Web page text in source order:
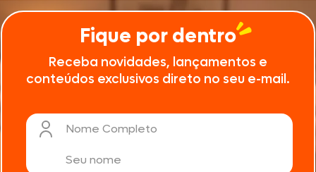
Fique por dentro
Receba novidades, lançamentos e
conteúdos exclusivos direto no seu e-mail.
Nome Completo